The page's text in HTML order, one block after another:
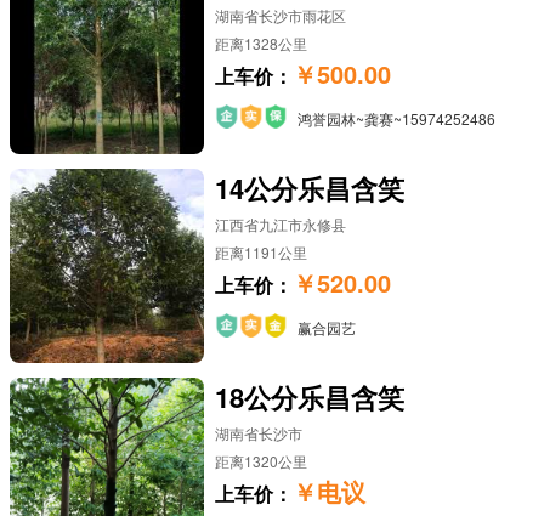
湖南省长沙市雨花区
距离1328公里
上车价： ￥500.00
鸿誉园林~龚赛~15974252486
14公分乐昌含笑
江西省九江市永修县
距离1191公里
上车价： ￥520.00
赢合园艺
18公分乐昌含笑
湖南省长沙市
距离1320公里
上车价： ￥电议